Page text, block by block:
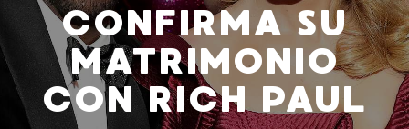
CANCIÓN ACTUAL
TÍTULO
ARTISTA
CONFIRMA SU
MATRIMONIO
CON RICH PAUL